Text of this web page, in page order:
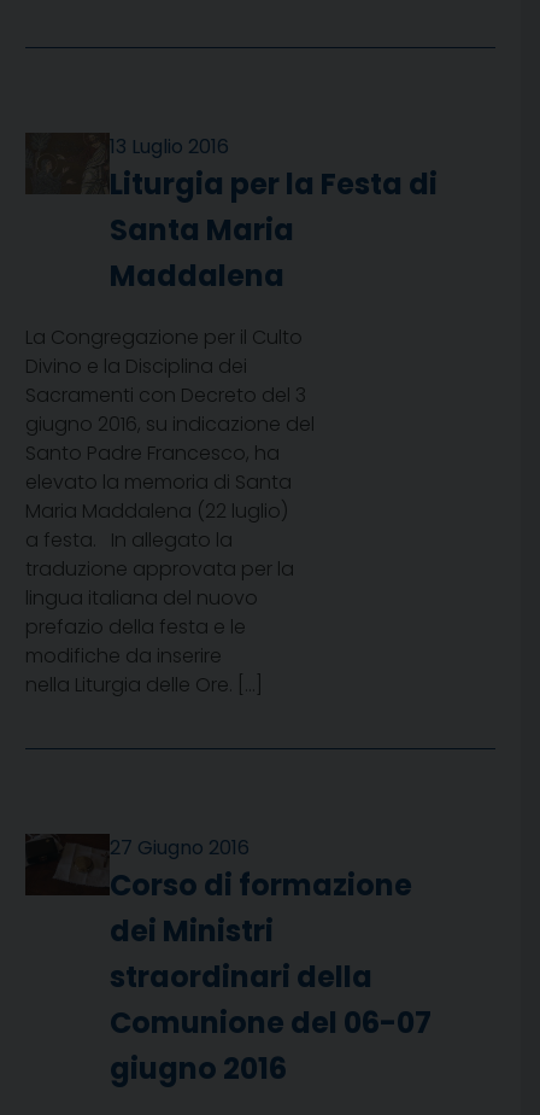
13 Luglio 2016
Liturgia per la Festa di
Santa Maria
Maddalena
La Congregazione per il Culto
Divino e la Disciplina dei
Sacramenti con Decreto del 3
giugno 2016, su indicazione del
Santo Padre Francesco, ha
elevato la memoria di Santa
Maria Maddalena (22 luglio)
a festa. In allegato la
traduzione approvata per la
lingua italiana del nuovo
prefazio della festa e le
modifiche da inserire
nella Liturgia delle Ore. […]
27 Giugno 2016
Corso di formazione
dei Ministri
straordinari della
Comunione del 06-07
giugno 2016